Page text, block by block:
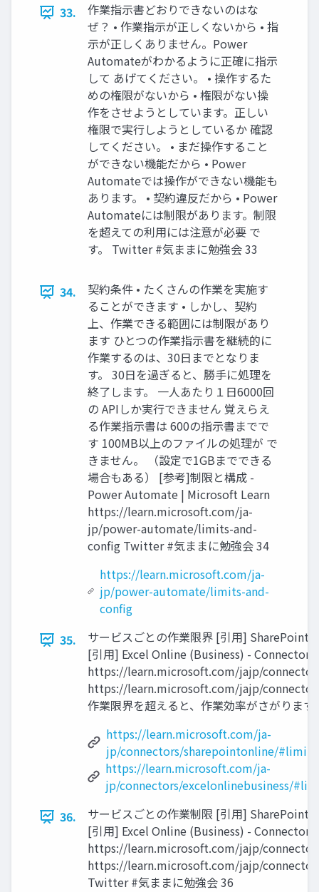
33.
作業指示書どおりできないのはな
ぜ？ • 作業指示が正しくないから • 指
示が正しくありません。Power
Automateがわかるように正確に指示
して あげてください。 • 操作するた
めの権限がないから • 権限がない操
作をさせようとしています。正しい
権限で実行しようとしているか 確認
してください。 • まだ操作すること
ができない機能だから • Power
Automateでは操作ができない機能も
あります。 • 契約違反だから • Power
Automateには制限があります。制限
を超えての利用には注意が必要 で
す。 Twitter #気ままに勉強会 33
34.
契約条件 • たくさんの作業を実施す
ることができます • しかし、契約
上、作業できる範囲には制限があり
ます ひとつの作業指示書を継続的に
作業するのは、30日までとなりま
す。 30日を過ぎると、勝手に処理を
終了します。 一人あたり１日6000回
の APIしか実行できません 覚えらえ
る作業指示書は 600の指示書までで
す 100MB以上のファイルの処理が で
きません。 （設定で1GBまでできる
場合もある） [参考]制限と構成 -
Power Automate | Microsoft Learn
https://learn.microsoft.com/ja-
jp/power-automate/limits-and-
config Twitter #気ままに勉強会 34
https://learn.microsoft.com/ja-
jp/power-automate/limits-and-
config
35.
サービスごとの作業限界 [引用] SharePoint
[引用] Excel Online (Business) -
https://learn.microsoft.com/jajp/
https://learn.microsoft.com/jajp/
作業限界を超えると、作業効率がさがりま
https://learn.microsoft.com/ja-
jp/connectors/sharepointonline/#limits
https://learn.microsoft.com/ja-
jp/connectors/excelonlinebusiness/
36.
サービスごとの作業制限 [引用] SharePoint
[引用] Excel Online (Business) -
https://learn.microsoft.com/jajp/
https://learn.microsoft.com/jajp/
Twitter #気ままに勉強会 36